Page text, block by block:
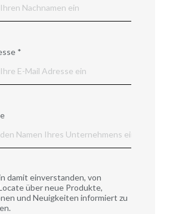
*
damit einverstanden, von
über neue Produkte,
und Neuigkeiten informiert zu